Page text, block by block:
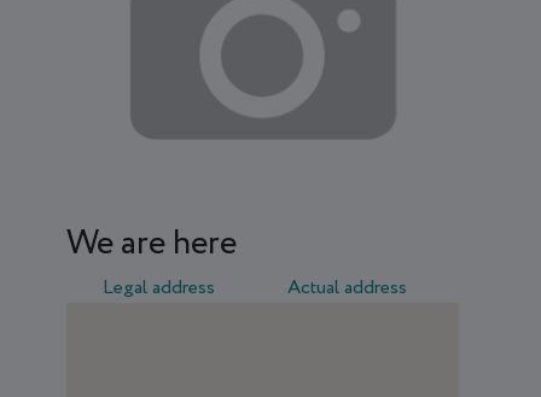
We are here
Legal address Actual address